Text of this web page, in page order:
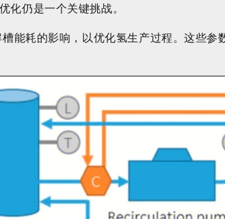
仍是一个关键挑战。
耗的影响，以优化氢生产过程。这些参